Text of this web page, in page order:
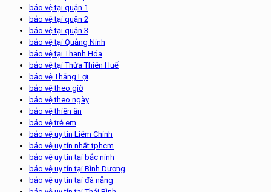
bảo vệ tại quận 1
bảo vệ tại quận 2
bảo vệ tại quận 3
bảo vệ tại Quảng Ninh
bảo vệ tại Thanh Hóa
bảo vệ tại Thừa Thiên Huế
bảo vệ Thắng Lợi
bảo vệ theo giờ
bảo vệ theo ngày
bảo vệ thiên ân
bảo vệ trẻ em
bảo vệ uy tín Liêm Chính
bảo vệ uy tín nhất tphcm
bảo vệ uy tín tại bắc ninh
bảo vệ uy tín tại Bình Dương
bảo vệ uy tín tại đà nẵng